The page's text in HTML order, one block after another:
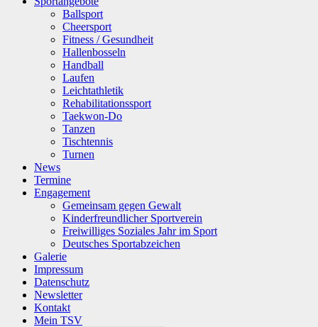
Ballsport
Cheersport
Fitness / Gesundheit
Hallenbosseln
Handball
Laufen
Leichtathletik
Rehabilitationssport
Taekwon-Do
Tanzen
Tischtennis
Turnen
News
Termine
Engagement
Gemeinsam gegen Gewalt
Kinderfreundlicher Sportverein
Freiwilliges Soziales Jahr im Sport
Deutsches Sportabzeichen
Galerie
Impressum
Datenschutz
Newsletter
Kontakt
Mein TSV